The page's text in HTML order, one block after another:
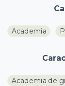
Academia
Academia de